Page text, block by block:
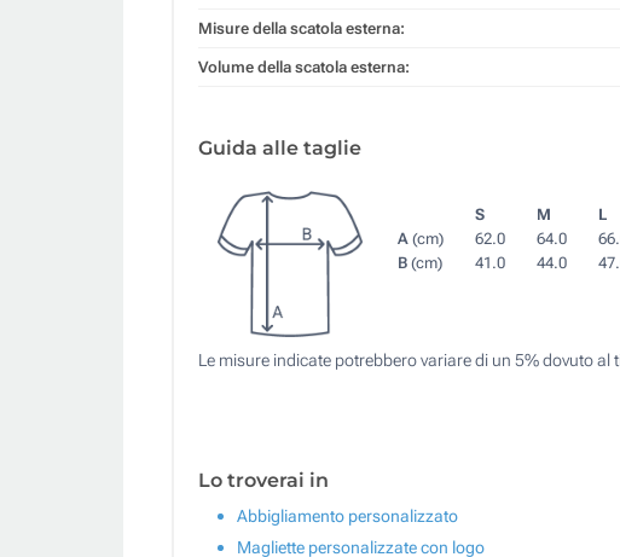
Misure della scatola esterna:
Volume della scatola esterna:
Guida alle taglie
S M L
A (cm) 62.0 64.0
B (cm) 41.0 44.0
Le misure indicate potrebbero variare di un 5% dovuto al
Lo troverai in
Abbigliamento personalizzato
Magliette personalizzate con logo